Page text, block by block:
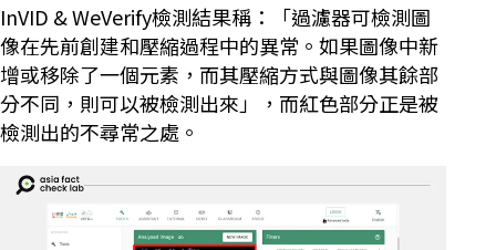
InVID & WeVerify檢測結果稱：「過濾器可檢測圖
像在先前創建和壓縮過程中的異常。如果圖像中新
增或移除了一個元素，而其壓縮方式與圖像其餘部
分不同，則可以被檢測出來」，而紅色部分正是被
檢測出的不尋常之處。